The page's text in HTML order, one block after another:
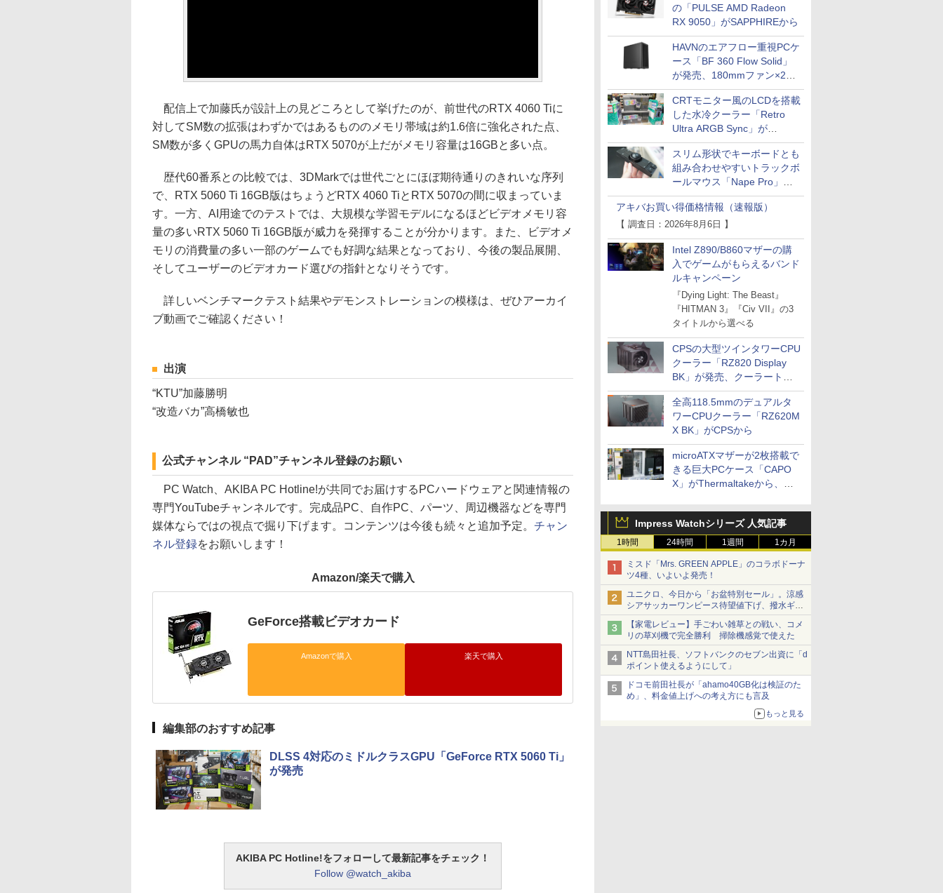
の「PULSE AMD Radeon
RX 9050」がSAPPHIREから
HAVNのエアフロー重視PCケ
ース「BF 360 Flow Solid」
が発売、180mmファン×2搭
載
CRTモニター風のLCDを搭載
した水冷クーラー「Retro
Ultra ARGB Sync」が
Thermaltakeから
スリム形状でキーボードとも
組み合わせやすいトラックボ
ールマウス「Nape Pro」が
Keychronから
アキバお買い得価格情報（速報版）
【 調査日：2026年8月6日 】
Intel Z890/B860マザーの購
入でゲームがもらえるバンド
ルキャンペーン
『Dying Light: The Beast』
『HITMAN 3』『Civ VII』の3
タイトルから選べる
CPSの大型ツインタワーCPU
クーラー「RZ820 Display
BK」が発売、クーラートッ
プに5インチ液晶搭載
全高118.5mmのデュアルタ
ワーCPUクーラー「RZ620M
X BK」がCPSから
microATXマザーが2枚搭載で
きる巨大PCケース「CAPO
X」がThermaltakeから、カ
Impress Watchシリーズ 人気記事
1時間 24時間 1週間 1カ月
ミスド「Mrs. GREEN APPLE」のコラボドーナ
ツ4種、いよいよ発売！
ユニクロ、今日から「お盆特別セール」。涼感
シアサッカーワンピース待望値下げ、撥水ギア
ショーツは1990円に
【家電レビュー】手ごわい雑草との戦い、コメ
リの草刈機で完全勝利 掃除機感覚で使えた
NTT島田社長、ソフトバンクのセブン出資に「d
ポイント使えるようにして」
ドコモ前田社長が「ahamo40GB化は検証のた
め」、料金値上げへの考え方にも言及
もっと見る
配信上で加藤氏が設計上の見どころとして挙げたのが、前世代のRTX 4060 Tiに
対してSM数の拡張はわずかではあるもののメモリ帯域は約1.6倍に強化された点、
SM数が多くGPUの馬力自体はRTX 5070が上だがメモリ容量は16GBと多い点。
歴代60番系との比較では、3DMarkでは世代ごとにほぼ期待通りのきれいな序列
で、RTX 5060 Ti 16GB版はちょうどRTX 4060 TiとRTX 5070の間に収まっていま
す。一方、AI用途でのテストでは、大規模な学習モデルになるほどビデオメモリ容
量の多いRTX 5060 Ti 16GB版が威力を発揮することが分かります。また、ビデオメ
モリの消費量の多い一部のゲームでも好調な結果となっており、今後の製品展開、
そしてユーザーのビデオカード選びの指針となりそうです。
詳しいベンチマークテスト結果やデモンストレーションの模様は、ぜひアーカイ
ブ動画でご確認ください！
出演
“KTU”加藤勝明
“改造バカ”高橋敏也
公式チャンネル “PAD”チャンネル登録のお願い
PC Watch、AKIBA PC Hotline!が共同でお届けするPCハードウェアと関連情報の
専門YouTubeチャンネルです。完成品PC、自作PC、パーツ、周辺機器などを専門
媒体ならではの視点で掘り下げます。コンテンツは今後も続々と追加予定。 チャン
ネル登録をお願いします！
Amazon/楽天で購入
GeForce搭載ビデオカード
Amazonで購入 楽天で購入
編集部のおすすめ記事
DLSS 4対応のミドルクラスGPU「GeForce RTX 5060 Ti」
が発売
AKIBA PC Hotline!をフォローして最新記事をチェック！
Follow @watch_akiba